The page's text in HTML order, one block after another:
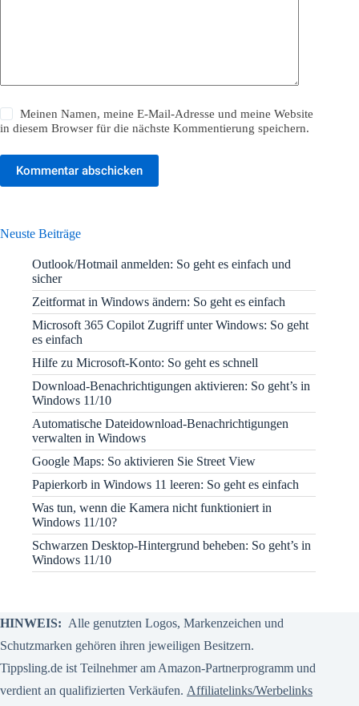
Meinen Namen, meine E-Mail-Adresse und meine Website
in diesem Browser für die nächste Kommentierung speichern.
Kommentar abschicken
Neuste Beiträge
Outlook/Hotmail anmelden: So geht es einfach und
sicher
Zeitformat in Windows ändern: So geht es einfach
Microsoft 365 Copilot Zugriff unter Windows: So geht
es einfach
Hilfe zu Microsoft-Konto: So geht es schnell
Download-Benachrichtigungen aktivieren: So geht’s in
Windows 11/10
Automatische Dateidownload-Benachrichtigungen
verwalten in Windows
Google Maps: So aktivieren Sie Street View
Papierkorb in Windows 11 leeren: So geht es einfach
Was tun, wenn die Kamera nicht funktioniert in
Windows 11/10?
Schwarzen Desktop-Hintergrund beheben: So geht’s in
Windows 11/10
HINWEIS: Alle genutzten Logos, Markenzeichen und
Schutzmarken gehören ihren jeweiligen Besitzern.
Tippsling.de ist Teilnehmer am Amazon-Partnerprogramm und
verdient an qualifizierten Verkäufen. Affiliatelinks/Werbelinks